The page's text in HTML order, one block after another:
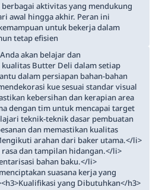
aktivitas yang mendukung
awal hingga akhir. Peran ini
untuk bekerja dalam
tetap efisien
akan belajar dan
Butter Deli dalam setiap
dalam persiapan bahan-bahan
kue sesuai standar visual
kebersihan dan kerapian area
dengan tim untuk mencapai target
teknik-teknik dasar pembuatan
dan memastikan kualitas
arahan dari baker utama.</li>
dan tampilan hidangan.</li>
bahan baku.</li>
suasana kerja yang
yang Dibutuhkan</h3>